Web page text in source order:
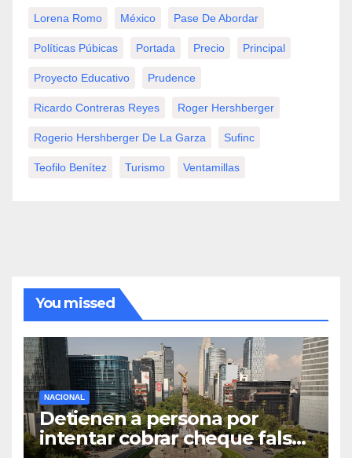
Lorena Romo México Pase De Abordar
Políticas Púbicas Portada Precio Principal
Proyecto Educativo Prudence
Ricardo Contreras Reyes Roger Hershberger
Rogerio Hershberger De La Garza Sufinc
Teofilo Benítez Turismo Ventamillas
You missed
NACIONAL
Detienen a persona por
intentar cobrar cheque falso